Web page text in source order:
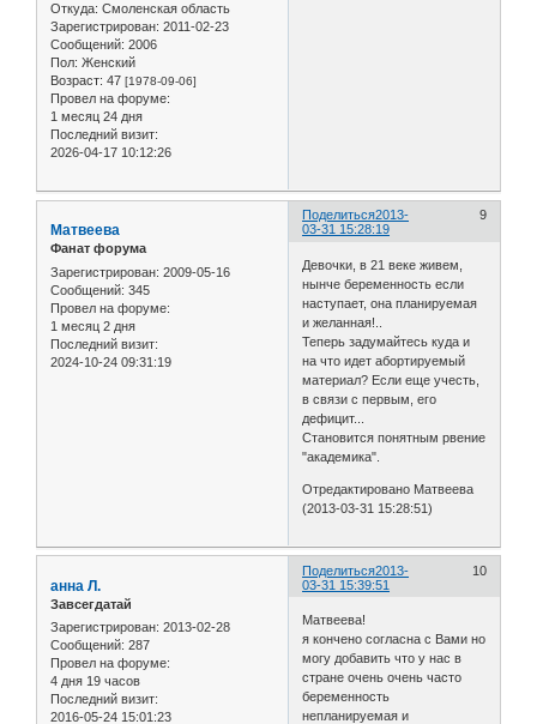
Откуда: Смоленская область
Зарегистрирован: 2011-02-23
Сообщений: 2006
Пол: Женский
Возраст: 47 [1978-09-06]
Провел на форуме:
1 месяц 24 дня
Последний визит:
2026-04-17 10:12:26
Поделиться 9
2013-
03-31 15:28:19
Матвеева
Фанат форума
Зарегистрирован: 2009-05-16
Сообщений: 345
Провел на форуме:
1 месяц 2 дня
Последний визит:
2024-10-24 09:31:19
Девочки, в 21 веке живем,
нынче беременность если
наступает, она планируемая
и желанная!..
Теперь задумайтесь куда и
на что идет абортируемый
материал? Если еще учесть,
в связи с первым, его
дефицит...
Становится понятным рвение
"академика".
Отредактировано Матвеева
(2013-03-31 15:28:51)
Поделиться 10
2013-
03-31 15:39:51
анна Л.
Завсегдатай
Зарегистрирован: 2013-02-28
Сообщений: 287
Провел на форуме:
4 дня 19 часов
Последний визит:
2016-05-24 15:01:23
Матвеева!
я кончено согласна с Вами но
могу добавить что у нас в
стране очень очень часто
беременность
непланируемая и